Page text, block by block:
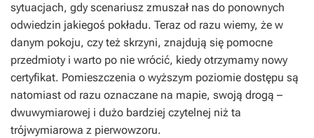
sytuacjach, gdy scenariusz zmuszał nas do ponownych
odwiedzin jakiegoś pokładu. Teraz od razu wiemy, że w
danym pokoju, czy też skrzyni, znajdują się pomocne
przedmioty i warto po nie wrócić, kiedy otrzymamy nowy
certyfikat. Pomieszczenia o wyższym poziomie dostępu są
natomiast od razu oznaczane na mapie, swoją drogą –
dwuwymiarowej i dużo bardziej czytelnej niż ta
trójwymiarowa z pierwowzoru.